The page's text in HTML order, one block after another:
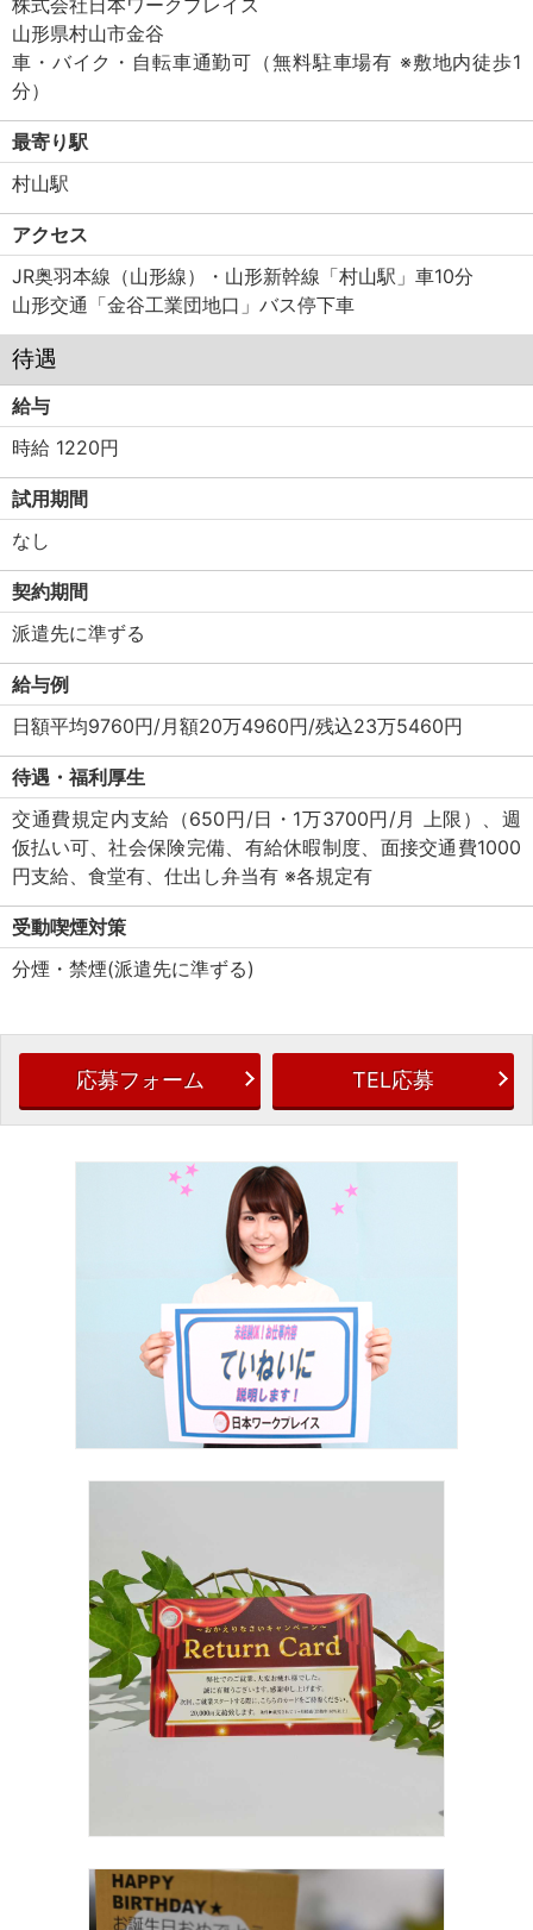
山形県村山市金谷
車・バイク・自転車通勤可（無料駐車場有 ※敷地内徒歩1
分）
最寄り駅
村山駅
アクセス
JR奥羽本線（山形線）・山形新幹線「村山駅」車10分
山形交通「金谷工業団地口」バス停下車
待遇
給与
時給 1220円
試用期間
なし
契約期間
派遣先に準ずる
給与例
日額平均9760円/月額20万4960円/残込23万5460円
待遇・福利厚生
交通費規定内支給（650円/日・1万3700円/月 上限）、週
仮払い可、社会保険完備、有給休暇制度、面接交通費1000
円支給、食堂有、仕出し弁当有 ※各規定有
受動喫煙対策
分煙・禁煙(派遣先に準ずる)
応募フォーム TEL応募